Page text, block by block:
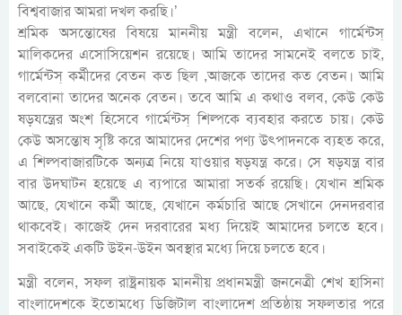
বিশ্ববাজার আমরা দখল করছি।’
শ্রমিক অসন্তোষের বিষয়ে মাননীয় মন্ত্রী বলেন, এখানে গার্মেন্টস্
মালিকদের এসোসিয়েশন রয়েছে। আমি তাদের সামনেই বলতে চাই,
গার্মেন্টস্ কর্মীদের বেতন কত ছিল ,আজকে তাদের কত বেতন। আমি
বলবোনা তাদের অনেক বেতন। তবে আমি এ কথাও বলব, কেউ কেউ
ষড়যন্ত্রের অংশ হিসেবে গার্মেন্টস্ শিল্পকে ব্যবহার করতে চায়। কেউ
কেউ অসন্তোষ সৃষ্টি করে আমাদের দেশের পণ্য উৎপাদনকে ব্যহত করে,
এ শিল্পবাজারটিকে অন্যত্র নিয়ে যাওয়ার ষড়যন্ত্র করে। সে ষড়যন্ত্র বার
বার উদঘাটন হয়েছে এ ব্যপারে আমারা সতর্ক রয়েছি। যেখান শ্রমিক
আছে, যেখানে কর্মী আছে, যেখানে কর্মচারি আছে সেখানে দেনদরবার
থাকবেই। কাজেই দেন দরবারের মধ্য দিয়েই আমাদের চলতে হবে।
সবাইকেই একটি উইন-উইন অবস্থার মধ্যে দিয়ে চলতে হবে।
মন্ত্রী বলেন, সফল রাষ্ট্রনায়ক মাননীয় প্রধানমন্ত্রী জননেত্রী শেখ হাসিনা
বাংলাদেশকে ইতোমধ্যে ডিজিটাল বাংলাদেশ প্রতিষ্ঠায় সফলতার পরে